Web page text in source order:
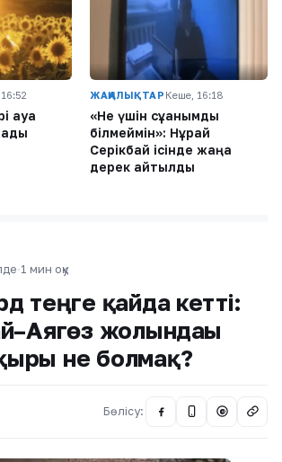
ауа
ЖАҢАЛЫҚТАР Кеше, 16:18
«Не үшін сұққанымды
білмеймін»: Нұрай
Серікбай ісінде жаңа
дерек айтылды
·1 мин оқу
теңге қайда кетті:
жолындағы
не болмақ?
Бөлісу: @